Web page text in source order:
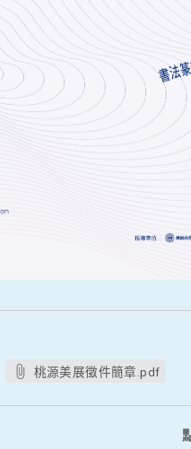
桃源美展徵件簡章.pdf